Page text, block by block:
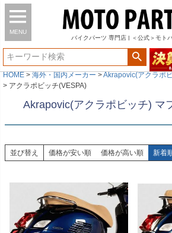
MENU
バイク パーツ 専門店 | ＜公式＞モト
HOME 海外・国内メーカー
Akrapovic(アクラポ
アクラポビッチ(VESPA)
Akrapovic(アクラポビッチ) マ
並び替え 価格が安い順 価格が高い順 新着